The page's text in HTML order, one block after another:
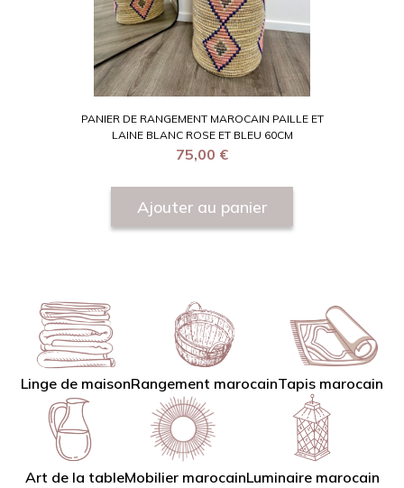
PANIER DE RANGEMENT MAROCAIN PAILLE ET
LAINE BLANC ROSE ET BLEU 60CM
75,00 €
Ajouter au panier
Linge de maisonRangement marocainTapis marocain
Art de la tableMobilier marocainLuminaire marocain